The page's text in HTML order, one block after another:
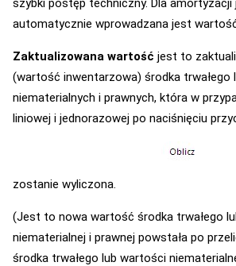
szybki postęp techniczny. Dla amortyzacji
automatycznie wprowadzana jest
Zaktualizowana wartość jest to
(wartość inwentarzowa) środka trwałego
niematerialnych i prawnych, która w
liniowej i jednorazowej po naciśnięciu
zostanie wyliczona.
(Jest to nowa wartość środka trwałego
niematerialnej i prawnej powstała po
środka trwałego lub wartości